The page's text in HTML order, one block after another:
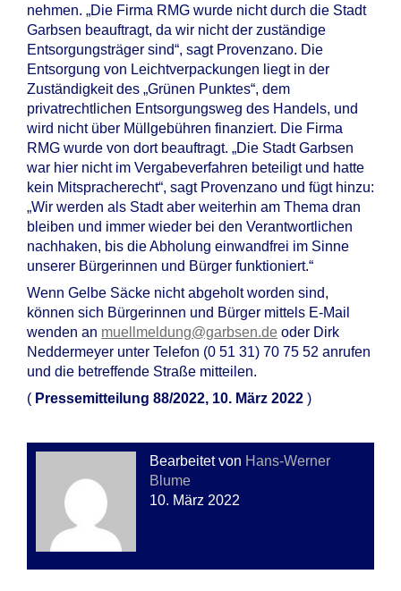
nehmen. „Die Firma RMG wurde nicht durch die Stadt
Garbsen beauftragt, da wir nicht der zuständige
Entsorgungsträger sind“, sagt Provenzano. Die
Entsorgung von Leichtverpackungen liegt in der
Zuständigkeit des „Grünen Punktes“, dem
privatrechtlichen Entsorgungsweg des Handels, und
wird nicht über Müllgebühren finanziert. Die Firma
RMG wurde von dort beauftragt. „Die Stadt Garbsen
war hier nicht im Vergabeverfahren beteiligt und hatte
kein Mitspracherecht“, sagt Provenzano und fügt hinzu:
„Wir werden als Stadt aber weiterhin am Thema dran
bleiben und immer wieder bei den Verantwortlichen
nachhaken, bis die Abholung einwandfrei im Sinne
unserer Bürgerinnen und Bürger funktioniert.“
Wenn Gelbe Säcke nicht abgeholt worden sind,
können sich Bürgerinnen und Bürger mittels E-Mail
wenden an muellmeldung@garbsen.de oder Dirk
Neddermeyer unter Telefon (0 51 31) 70 75 52 anrufen
und die betreffende Straße mitteilen.
( Pressemitteilung 88/2022, 10. März 2022 )
Bearbeitet von Hans-Werner
Blume
10. März 2022